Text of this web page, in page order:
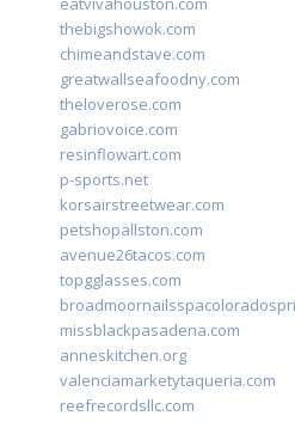
thebigshowok.com
chimeandstave.com
greatwallseafoodny.com
theloverose.com
gabriovoice.com
resinflowart.com
p-sports.net
korsairstreetwear.com
petshopallston.com
avenue26tacos.com
topgglasses.com
missblackpasadena.com
anneskitchen.org
valenciamarketytaqueria.com
reefrecordsllc.com